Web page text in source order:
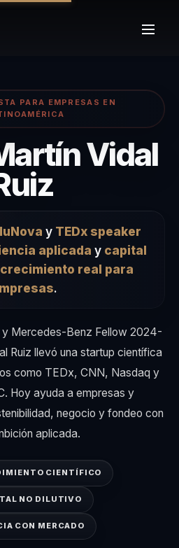
PARA EMPRESAS EN
Vidal
–
y TEDx speaker
aplicada y capital
real para
.
Mercedes-Benz Fellow 2024-
Ruiz llevó una startup científica
como TEDx, CNN, Nasdaq y
Hoy ayuda a empresas y
negocio y fondeo con
aplicada.
CIENTÍFICO
NO DILUTIVO
CON MERCADO